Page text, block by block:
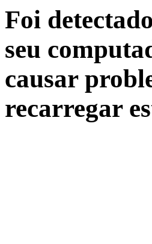
Foi
seu
causar
recarregar